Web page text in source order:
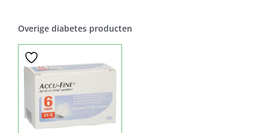
Overige diabetes producten